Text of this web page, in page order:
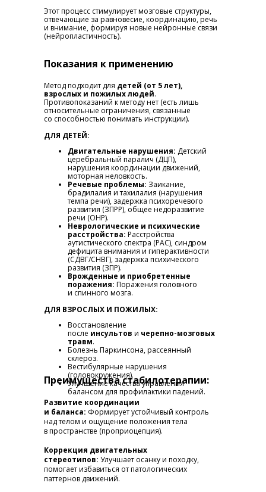
Этот процесс стимулирует мозговые структуры,
отвечающие за равновесие, координацию, речь
и внимание, формируя новые нейронные связи
(нейропластичность).
Показания к применению
Преимущества стабилотерапии:
Развитие координации
и баланса: Формирует устойчивый контроль
над телом и ощущение положения тела
в пространстве (проприоцепция).
Коррекция двигательных
стереотипов: Улучшает осанку и походку,
помогает избавиться от патологических
паттернов движений.
Метод подходит для детей (от 5 лет),
взрослых и пожилых людей.
Противопоказаний к методу нет (есть лишь
относительные ограничения, связанные
со способностью понимать инструкции).
ДЛЯ ДЕТЕЙ:
Двигательные нарушения: Детский
церебральный паралич (ДЦП),
нарушения координации движений,
моторная неловкость.
Речевые проблемы: Заикание,
брадилалия и тахилалия (нарушения
темпа речи), задержка психоречевого
развития (ЗПРР), общее недоразвитие
речи (ОНР).
Неврологические и психические
расстройства: Расстройства
аутистического спектра (РАС), синдром
дефицита внимания и гиперактивности
(СДВГ/СНВГ), задержка психического
развития (ЗПР).
Врожденные и приобретенные
поражения: Поражения головного
и спинного мозга.
ДЛЯ ВЗРОСЛЫХ И ПОЖИЛЫХ:
Восстановление
после инсультов и черепно-мозговых
травм.
Болезнь Паркинсона, рассеянный
склероз.
Вестибулярные нарушения
(головокружения).
Улучшение качества управления
балансом для профилактики падений.